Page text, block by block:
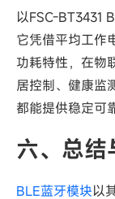
以FSC-BT3431
它凭借平均工作
功耗特性，在物
居控制、健康监
都能提供稳定可
六、总结
BLE蓝牙模块以